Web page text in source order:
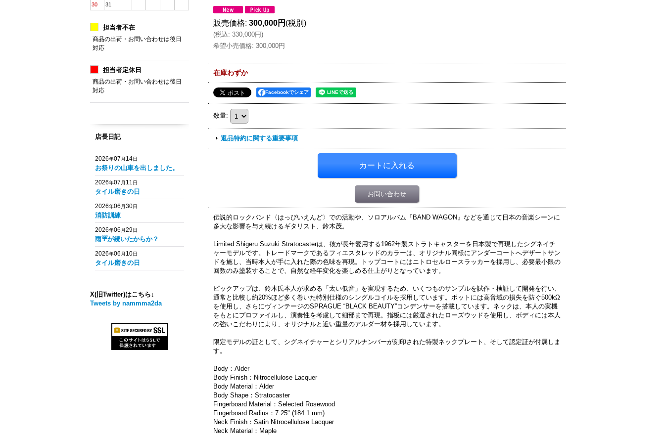
30
31
担当者不在
商品の出荷・お問い合わせは後日
対応
担当者定休日
商品の出荷・お問い合わせは後日
対応
店長日記
2026年07 月 14日
お祭りの山車を出しました。
2026年07 月 11日
タイル磨きの日
2026年06 月30日
消防訓練
2026年06 月29日
雨☔️が続いたからか？
2026年06 月 10日
タイル磨きの日
X(旧Twitter)はこちら↓
Tweets by nammma2da
販売価格: 300,000円 (税別)
(税込: 330,000円)
希望小売価格: 300,000円
在庫わずか
Facebookでシェア
数量:
返品特約に関する重要事項
お問い合わせ
伝説的ロックバンド〈はっぴいえんど〉での活動や、ソロアルバム『BAND WAGON』などを通じて日本の音楽シーンに
多大な影響を与え続けるギタリスト、鈴木茂。
Limited Shigeru Suzuki Stratocasterは、彼が長年愛用する1962年製ストラトキャスターを日本製で再現したシグネイチ
ャーモデルです。トレードマークであるフィエスタレッドのカラーは、オリジナル同様にアンダーコートへデザートサン
ドを施し、当時本人が手に入れた際の色味を再現。トップコートにはニトロセルロースラッカーを採用し、必要最小限の
回数のみ塗装することで、自然な経年変化を楽しめる仕上がりとなっています。
ピックアップは、鈴木氏本人が求める「太い低音」を実現するため、いくつものサンプルを試作・検証して開発を行い、
通常と比較し約20%ほど多く巻いた特別仕様のシングルコイルを採用しています。ポットには高音域の損失を防ぐ500kΩ
を使用し、さらにヴィンテージのSPRAGUE “BLACK BEAUTY”コンデンサーを搭載しています。ネックは、本人の実機
をもとにプロファイルし、演奏性を考慮して細部まで再現。指板には厳選されたローズウッドを使用し、ボディには本人
の強いこだわりにより、オリジナルと近い重量のアルダー材を採用しています。
限定モデルの証として、シグネイチャーとシリアルナンバーが刻印された特製ネックプレート、そして認定証が付属しま
す。
Body：Alder
Body Finish：Nitrocellulose Lacquer
Body Material：Alder
Body Shape：Stratocaster
Fingerboard Material：Selected Rosewood
Fingerboard Radius：7.25" (184.1 mm)
Neck Finish：Satin Nitrocellulose Lacquer
Neck Material：Maple